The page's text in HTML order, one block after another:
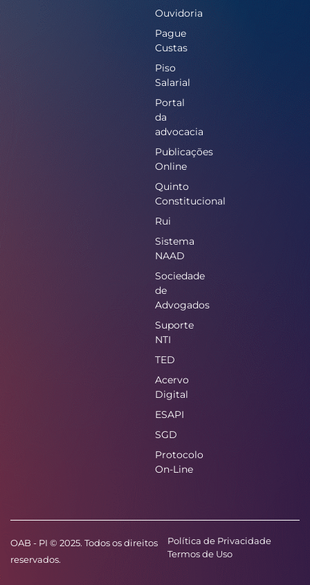
Ouvidoria
Pague
Custas
Piso
Salarial
Portal
da
advocacia
Publicações
Online
Quinto
Constitucional
Rui
Sistema
NAAD
Sociedade
de
Advogados
Suporte
NTI
TED
Acervo
Digital
ESAPI
SGD
Protocolo
On-Line
OAB - PI © 2025. Todos os direitos
reservados.
Política de Privacidade
Termos de Uso